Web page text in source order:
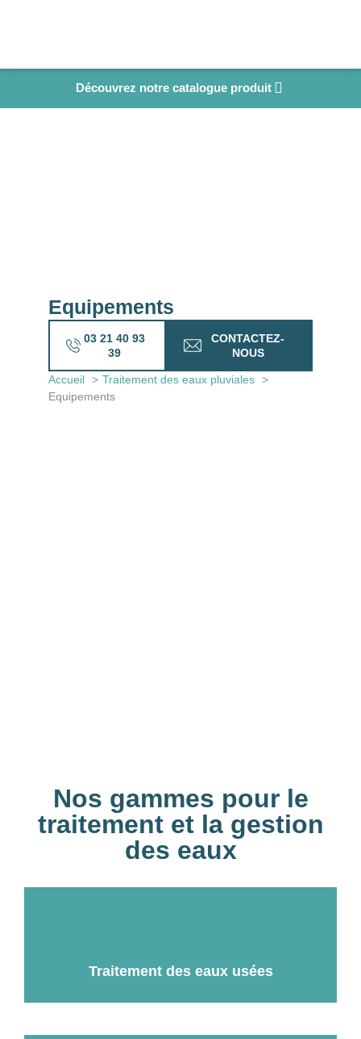
Découvrez notre catalogue produit
Equipements
03 21 40 93
39
CONTACTEZ-
NOUS
Accueil
Traitement des eaux pluviales
Equipements
Nos gammes pour le
traitement et la gestion
des eaux
Traitement des eaux usées